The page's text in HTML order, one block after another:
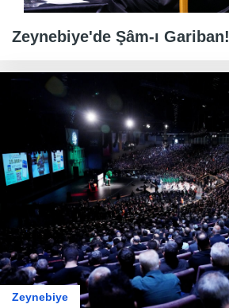
Zeynebiye'de Şâm-ı Gariban!
Zeynebiye